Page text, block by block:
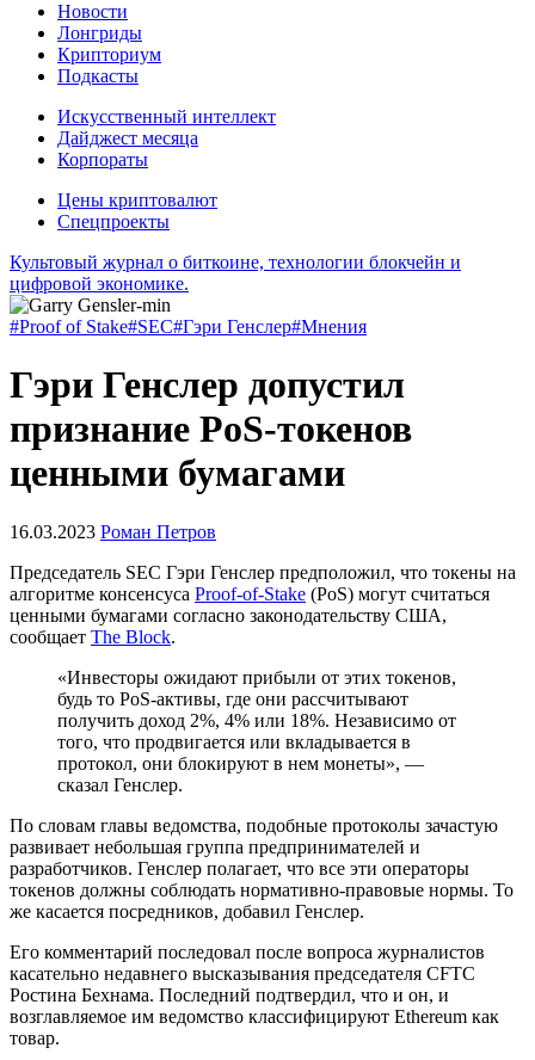
Новости
Лонгриды
Крипториум
Подкасты
Искусственный интеллект
Дайджест месяца
Корпораты
Цены криптовалют
Спецпроекты
Культовый журнал о биткоине, технологии блокчейн и
цифровой экономике.
#Proof of Stake#SEC#Гэри Генслер#Мнения
Гэри Генслер допустил
признание PoS-токенов
ценными бумагами
16.03.2023 Роман Петров
Председатель SEC Гэри Генслер предположил, что токены на
алгоритме консенсуса Proof-of-Stake (PoS) могут считаться
ценными бумагами согласно законодательству США,
сообщает The Block.
«Инвесторы ожидают прибыли от этих токенов,
будь то PoS-активы, где они рассчитывают
получить доход 2%, 4% или 18%. Независимо от
того, что продвигается или вкладывается в
протокол, они блокируют в нем монеты», —
сказал Генслер.
По словам главы ведомства, подобные протоколы зачастую
развивает небольшая группа предпринимателей и
разработчиков. Генслер полагает, что все эти операторы
токенов должны соблюдать нормативно-правовые нормы. То
же касается посредников, добавил Генслер.
Его комментарий последовал после вопроса журналистов
касательно недавнего высказывания председателя CFTC
Ростина Бехнама. Последний подтвердил, что и он, и
возглавляемое им ведомство классифицируют Ethereum как
товар.